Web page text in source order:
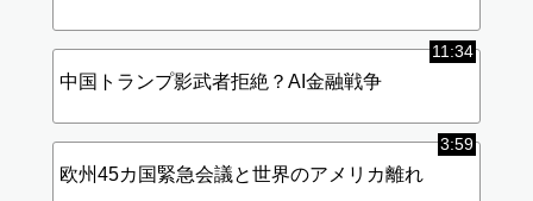
11:34
中国トランプ影武者拒絶？AI金融戦争
3:59
欧州45カ国緊急会議と世界のアメリカ離れ